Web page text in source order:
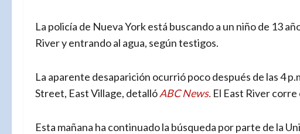
La policía de Nueva York está buscando a un niño de 13
River y entrando al agua, según testigos.
La aparente desaparición ocurrió poco después de las 4
Street, East Village, detallóABC News. El East River
Esta mañana ha continuado la búsqueda por parte de la